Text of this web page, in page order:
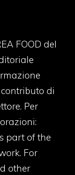
FOOD del
di
Per
part of the
For
other